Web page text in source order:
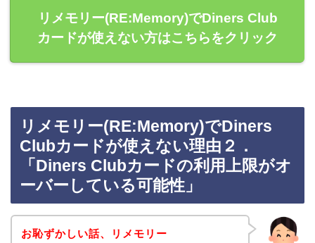
リメモリー(RE:Memory)でDiners Club
カードが使えない方はこちらをクリック
リメモリー(RE:Memory)でDiners
Clubカードが使えない理由２．
「Diners Clubカードの利用上限がオ
ーバーしている可能性」
お恥ずかしい話、リメモリー